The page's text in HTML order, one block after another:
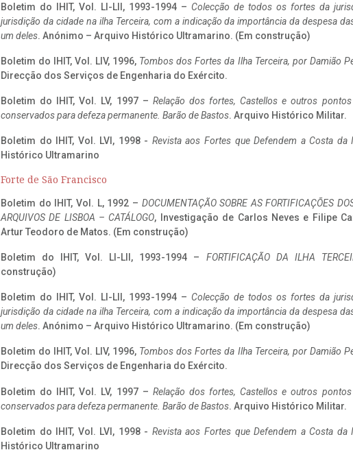
Boletim do IHIT, Vol. LI-LII, 1993-1994 – Colecção de todos os fortes da
jurisdição da cidade na ilha Terceira, com a indicação da importância da despesa
um deles. Anónimo – Arquivo Histórico Ultramarino. (Em construção)
Boletim do IHIT, Vol. LIV, 1996, Tombos dos Fortes da Ilha Terceira, por Damião
Direcção dos Serviços de Engenharia do Exército.
Boletim do IHIT, Vol. LV, 1997 – Relação dos fortes, Castellos e outros
conservados para defeza permanente. Barão de Bastos. Arquivo Histórico Militar.
Boletim do IHIT, Vol. LVI, 1998 - Revista aos Fortes que Defendem a Costa da
Histórico Ultramarino
Forte de São Francisco
Boletim do IHIT, Vol. L, 1992 – DOCUMENTAÇÃO SOBRE AS FORTIFICAÇÕES
ARQUIVOS DE LISBOA – CATÁLOGO, Investigação de Carlos Neves e Filipe
Artur Teodoro de Matos. (Em construção)
Boletim do IHIT, Vol. LI-LII, 1993-1994 – FORTIFICAÇÃO DA ILHA
construção)
Boletim do IHIT, Vol. LI-LII, 1993-1994 – Colecção de todos os fortes da
jurisdição da cidade na ilha Terceira, com a indicação da importância da despesa
um deles. Anónimo – Arquivo Histórico Ultramarino. (Em construção)
Boletim do IHIT, Vol. LIV, 1996, Tombos dos Fortes da Ilha Terceira, por Damião
Direcção dos Serviços de Engenharia do Exército.
Boletim do IHIT, Vol. LV, 1997 – Relação dos fortes, Castellos e outros
conservados para defeza permanente. Barão de Bastos. Arquivo Histórico Militar.
Boletim do IHIT, Vol. LVI, 1998 - Revista aos Fortes que Defendem a Costa da
Histórico Ultramarino